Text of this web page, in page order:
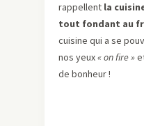
rappellent la
tout fondant au
cuisine qui a se
nos yeux« on fire »
de bonheur !